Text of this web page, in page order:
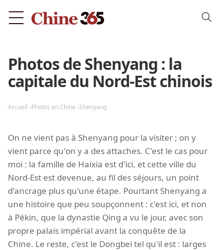
Photos de Shenyang : la
capitale du Nord-Est chinois
Accueil Photos en Chine Shenyang
On ne vient pas à Shenyang pour la visiter ; on y
vient parce qu'on y a des attaches. C'est le cas pour
moi : la famille de Haixia est d'ici, et cette ville du
Nord-Est est devenue, au fil des séjours, un point
d'ancrage plus qu'une étape. Pourtant Shenyang a
une histoire que peu soupçonnent : c'est ici, et non
à Pékin, que la dynastie Qing a vu le jour, avec son
propre palais impérial avant la conquête de la
Chine. Le reste, c'est le Dongbei tel qu'il est : larges